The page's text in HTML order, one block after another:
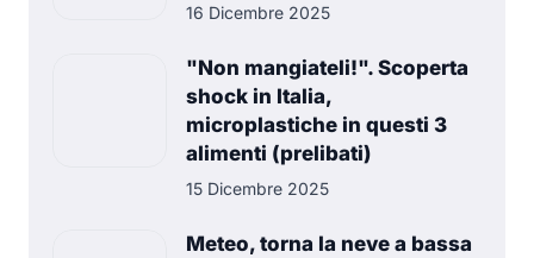
16 Dicembre 2025
"Non mangiateli!". Scoperta
shock in Italia,
microplastiche in questi 3
alimenti (prelibati)
15 Dicembre 2025
Meteo, torna la neve a bassa